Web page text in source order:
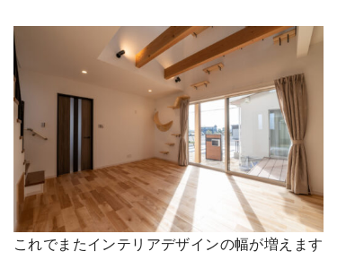
これでまたインテリアデザインの幅が増えます